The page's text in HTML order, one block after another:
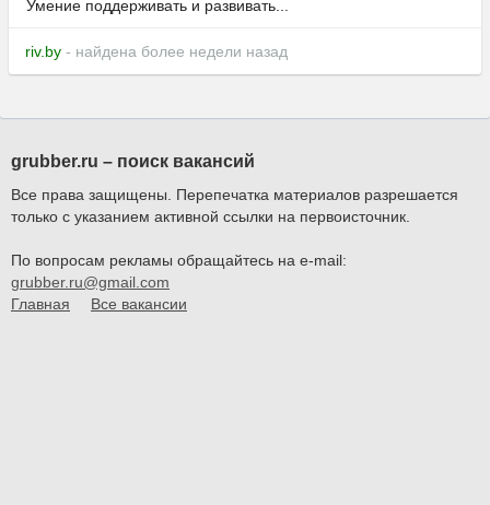
Умение поддерживать и развивать...
riv.by - найдена более недели назад
grubber.ru – поиск вакансий
Все права защищены. Перепечатка материалов разрешается
только с указанием активной ссылки на первоисточник.
По вопросам рекламы обращайтесь на e-mail:
grubber.ru@gmail.com
Главная
Все вакансии